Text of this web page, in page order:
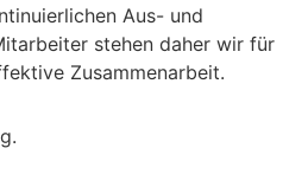
Aus- und
stehen daher wir für
Zusammenarbeit.